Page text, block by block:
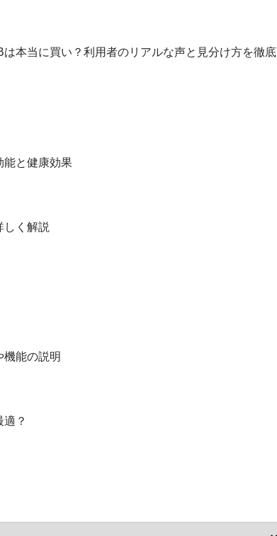
は本当に買い？利用者のリアルな声と見分け方を徹底
能と健康効果
しく解説
機能の説明
？